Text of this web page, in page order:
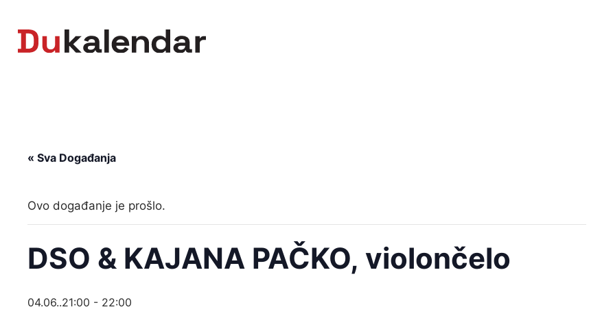
content
« Sva Događanja
Ovo događanje je prošlo.
DSO & KAJANA PAČKO, violončelo
04.06..21:00 - 22:00